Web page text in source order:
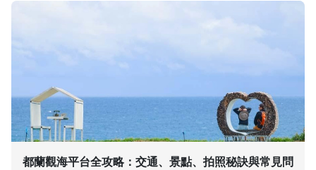
都蘭觀海平台全攻略：交通、景點、拍照秘訣與常見問